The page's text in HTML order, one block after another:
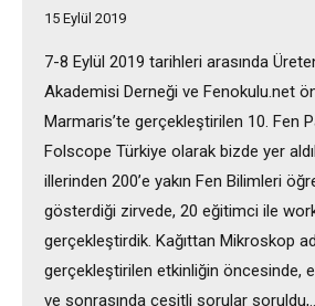
15 Eylül 2019
7-8 Eylül 2019 tarihleri arasında
Akademisi Derneği ve Fenokulu.net
Marmaris’te gerçekleştirilen 10. Fen
Folscope Türkiye olarak bizde yer
illerinden 200’e yakın Fen Bilimleri
gösterdiği zirvede, 20 eğitimci ile
gerçekleştirdik. Kağıttan Mikroskop
gerçekleştirilen etkinliğin öncesinde,
ve sonrasında çeşitli sorular